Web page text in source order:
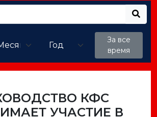
За все
время
КФС
УЧАСТИЕ В